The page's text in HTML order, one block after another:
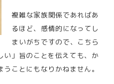
複雑な家族関係であればあ
るほど、感情的になってし
まいがちですので、こちら
い」旨のことを伝えても、か
ことにもなりかねません。